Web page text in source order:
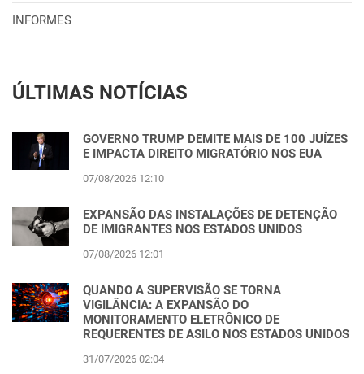
INFORMES
ÚLTIMAS NOTÍCIAS
GOVERNO TRUMP DEMITE MAIS DE 100 JUÍZES
E IMPACTA DIREITO MIGRATÓRIO NOS EUA
07/08/2026 12:10
EXPANSÃO DAS INSTALAÇÕES DE DETENÇÃO
DE IMIGRANTES NOS ESTADOS UNIDOS
07/08/2026 12:01
QUANDO A SUPERVISÃO SE TORNA
VIGILÂNCIA: A EXPANSÃO DO
MONITORAMENTO ELETRÔNICO DE
REQUERENTES DE ASILO NOS ESTADOS UNIDOS
31/07/2026 02:04